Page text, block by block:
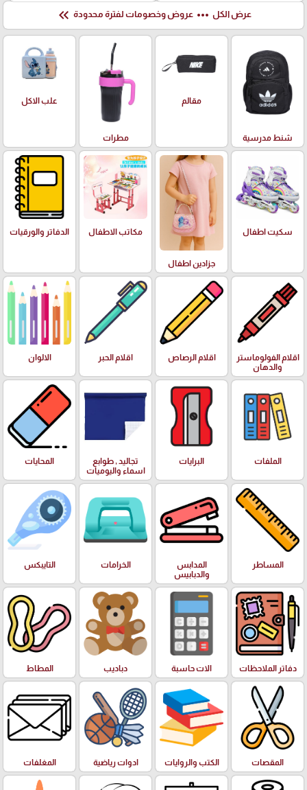
عرض الكل more_horiz عروض وخصومات لفترة محدودة keyboard_double_arrow_left
شنط مدرسية
مقالم
مطرات
علب الاكل
سكيت اطفال
جزادين اطفال
مكاتب الاطفال الدفاتر والورقيات
اقلام الفولوماستر
والدهان
اقلام الرصاص اقلام الحبر الالوان
الملفات البرايات
تجاليد , طوابع
اسماء واليوميات
المحايات
المساطر
المدابس
والدبابيس
الخرامات التايبكس
دفاتر الملاحظات الات حاسبة دباديب المطاط
المقصات الكتب والروايات ادوات رياضية المغلفات